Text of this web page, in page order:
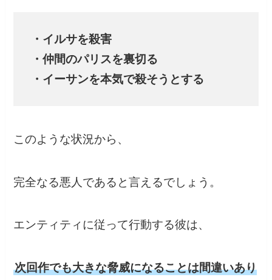
・イルサを殺害
・仲間のパリスを裏切る
・イーサンを本気で殺そうとする
このような状況から、
完全なる悪人であると言えるでしょう。
エンティティに従って行動する彼は、
次回作でも大きな脅威になることは間違いあり